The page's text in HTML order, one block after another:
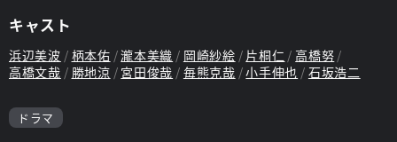
キャスト
浜辺美波 柄本佑 瀧本美織 岡崎紗絵 片桐仁
高橋努
高橋文哉
勝地涼 宮田俊哉 毎熊克哉 小手伸也 石坂浩二
ドラマ